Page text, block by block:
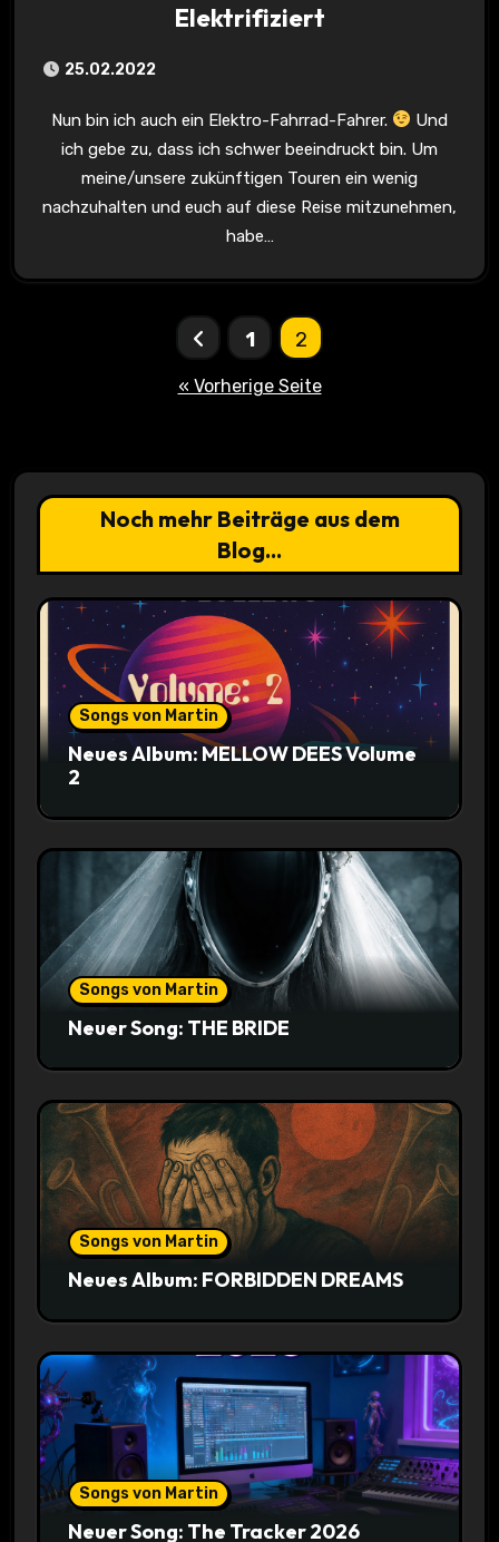
Elektrifiziert
25.02.2022
Nun bin ich auch ein Elektro-Fahrrad-Fahrer.
Und
ich gebe zu, dass ich schwer beeindruckt bin. Um
meine/unsere zukünftigen Touren ein wenig
nachzuhalten und euch auf diese Reise mitzunehmen,
habe…
Seitennummerierung
1 2
« Vorherige Seite
Noch mehr Beiträge aus dem
Blog...
Songs von Martin
Neues Album: MELLOW DEES Volume
2
Songs von Martin
Neuer Song: THE BRIDE
Songs von Martin
Neues Album: FORBIDDEN DREAMS
Songs von Martin
Neuer Song: The Tracker 2026